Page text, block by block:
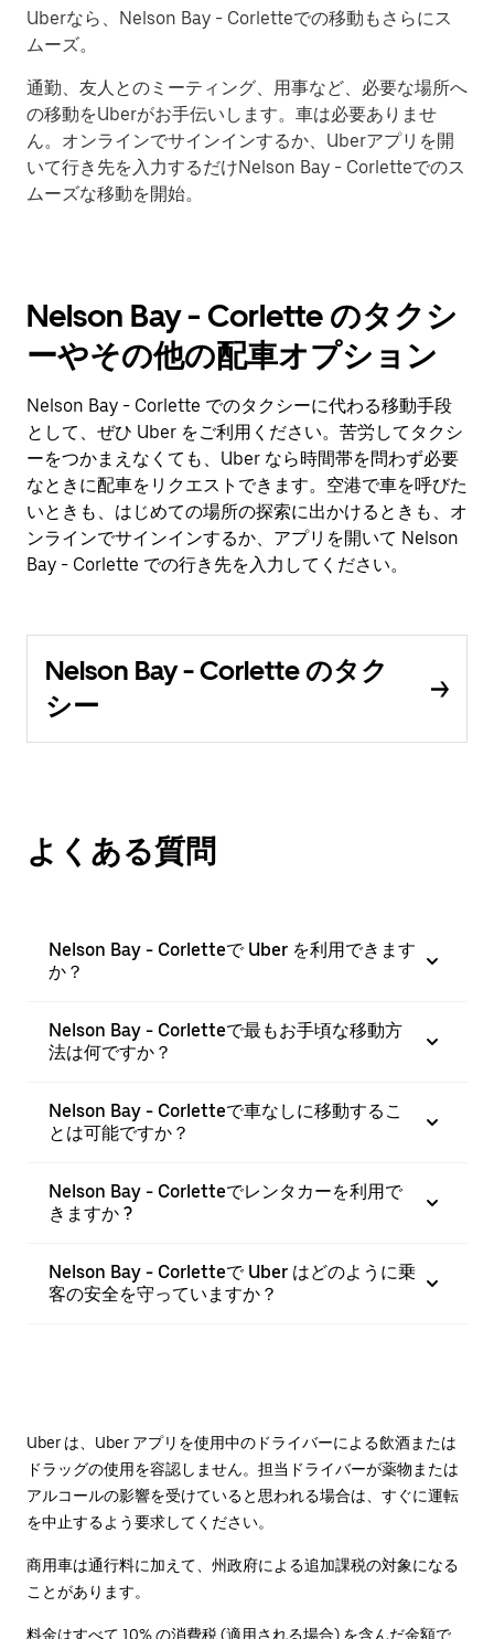
Uberなら、Nelson Bay - Corletteでの移動もさらにス
ムーズ。
通勤、友人とのミーティング、用事など、必要な場所へ
の移動をUberがお手伝いします。車は必要ありませ
ん。オンラインでサインインするか、Uberアプリを開
いて行き先を入力するだけNelson Bay - Corletteでのス
ムーズな移動を開始。
Nelson Bay - Corlette のタクシ
ーやその他の配車オプション
Nelson Bay - Corlette でのタクシーに代わる移動手段
として、ぜひ Uber をご利用ください。苦労してタクシ
ーをつかまえなくても、Uber なら時間帯を問わず必要
なときに配車をリクエストできます。空港で車を呼びた
いときも、はじめての場所の探索に出かけるときも、オ
ンラインでサインインするか、アプリを開いて Nelson
Bay - Corlette での行き先を入力してください。
Nelson Bay - Corlette のタク
シー
よくある質問
Nelson Bay - Corletteで Uber を利用できます
か？
Nelson Bay - Corletteで最もお手頃な移動方
法は何ですか？
Nelson Bay - Corletteで車なしに移動するこ
とは可能ですか？
Nelson Bay - Corletteでレンタカーを利用で
きますか ?
Nelson Bay - Corletteで Uber はどのように乗
客の安全を守っていますか？
Uber は、Uber アプリを使用中のドライバーによる飲酒または
ドラッグの使用を容認しません。担当ドライバーが薬物または
アルコールの影響を受けていると思われる場合は、すぐに運転
を中止するよう要求してください。
商用車は通行料に加えて、州政府による追加課税の対象になる
ことがあります。
料金はすべて 10% の消費税 (適用される場合) を含んだ金額で